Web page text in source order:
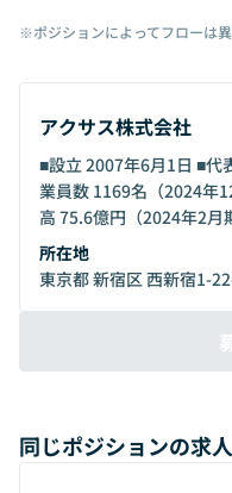
※ポジションによってフローは異
アクサス株式会社
■設立 2007年6月1日 ■代
業員数 1169名（2024年
高 75.6億円（2024年2月
所在地
東京都 新宿区 西新宿1-
同じポジションの求人